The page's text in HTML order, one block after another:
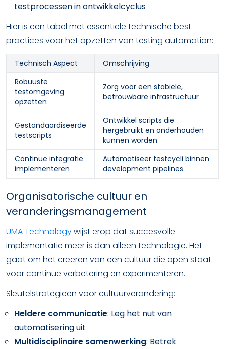
testprocessen in ontwikkelcyclus
Hier is een tabel met essentiële technische best
practices voor het opzetten van testing automation:
Technisch Aspect
Omschrijving
Robuuste
testomgeving
opzetten
Zorg voor een stabiele,
betrouwbare infrastructuur
Gestandaardiseerde
testscripts
Ontwikkel scripts die
hergebruikt en onderhouden
kunnen worden
Continue integratie
implementeren
Automatiseer testcycli binnen
development pipelines
Organisatorische cultuur en
veranderingsmanagement
UMA Technologywijst erop dat succesvolle
implementatie meer is dan alleen technologie. Het
gaat om het creëren van een cultuur die open staat
voor continue verbetering en experimenteren.
Sleutelstrategieën voor cultuurverandering:
Heldere communicatie: Leg het nut van
automatisering uit
Multidisciplinaire samenwerking: Betrek